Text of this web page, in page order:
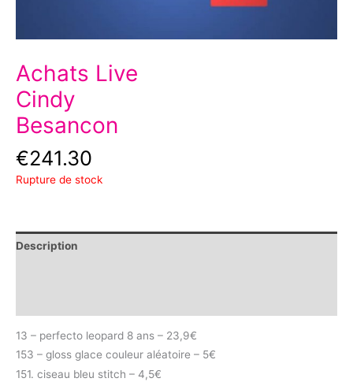
Achats Live
Cindy
Besancon
€241.30
Rupture de stock
Description
13 – perfecto leopard 8 ans – 23,9€
153 – gloss glace couleur aléatoire – 5€
151. ciseau bleu stitch – 4,5€